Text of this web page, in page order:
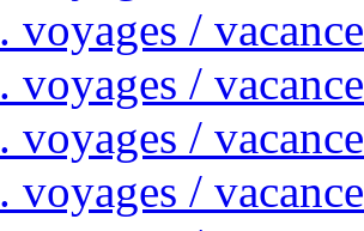
voyages /
voyages /
voyages /
voyages /